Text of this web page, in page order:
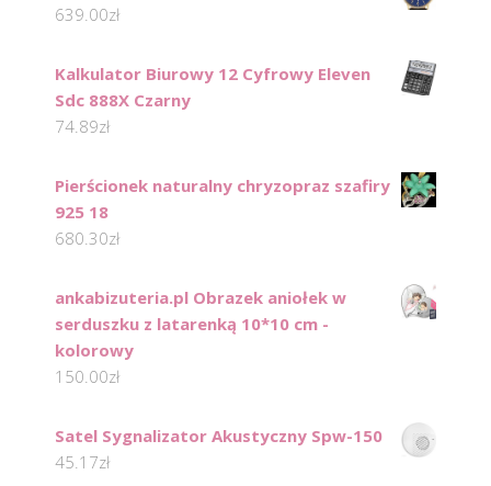
639.00zł
Kalkulator Biurowy 12 Cyfrowy Eleven
Sdc 888X Czarny
74.89zł
Pierścionek naturalny chryzopraz szafiry
925 18
680.30zł
ankabizuteria.pl Obrazek aniołek w
serduszku z latarenką 10*10 cm -
kolorowy
150.00zł
Satel Sygnalizator Akustyczny Spw-150
45.17zł